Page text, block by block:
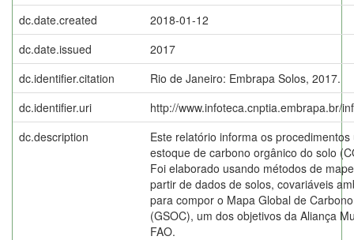
dc.date.created
2018-01-12
dc.date.issued
2017
dc.identifier.citation
Rio de Janeiro: Embrapa Solos, 2017.
dc.identifier.uri
http://www.infoteca.cnptia.embrapa.br/
dc.description
Este relatório informa os
estoque de carbono orgânico do solo
Foi elaborado usando métodos de
partir de dados de solos, covariáveis
para compor o Mapa Global de
(GSOC), um dos objetivos da Aliança
FAO.